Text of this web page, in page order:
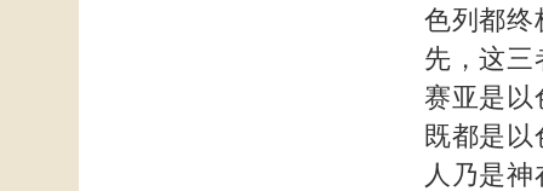
色列都终
先，这三
赛亚是以
既都是
人乃是